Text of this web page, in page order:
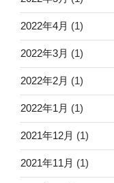
2022年4月 (1)
2022年3月 (1)
2022年2月 (1)
2022年1月 (1)
2021年12月 (1)
2021年11月 (1)